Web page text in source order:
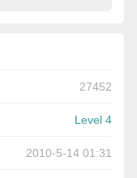
27452
Level 4
2010-5-14 01:31